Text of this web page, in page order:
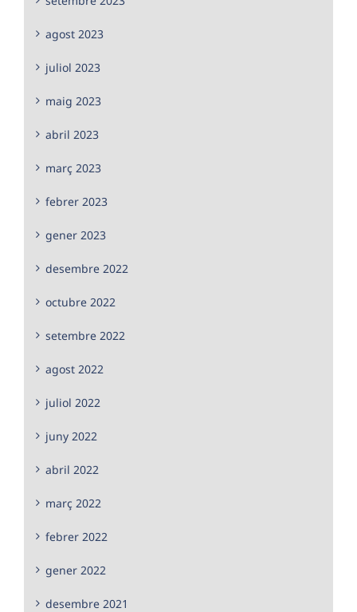
agost 2023
juliol 2023
maig 2023
abril 2023
març 2023
febrer 2023
gener 2023
desembre 2022
octubre 2022
setembre 2022
agost 2022
juliol 2022
juny 2022
abril 2022
març 2022
febrer 2022
gener 2022
desembre 2021